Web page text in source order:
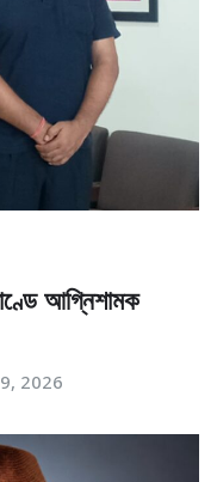
আগ্নিশামক
2026